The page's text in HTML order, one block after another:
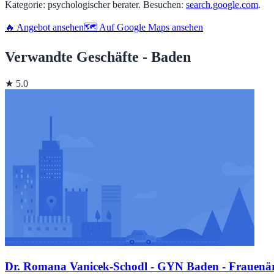
Kategorie: psychologischer berater. Besuchen: search.google.com.
🔥 Angebot ansehen🗺️ Auf Google Maps ansehen
Verwandte Geschäfte - Baden
★ 5.0
Dr. Romana Vanicek-Schodl - GYN Baden -